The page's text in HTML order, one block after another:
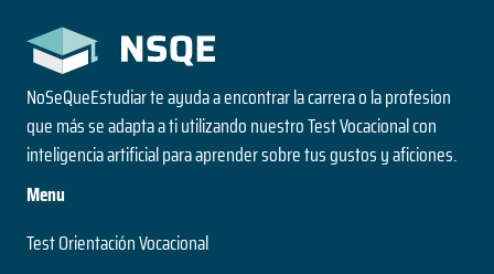
NoSeQueEstudiar te ayuda a encontrar la carrera o la profesion
que más se adapta a ti utilizando nuestro Test Vocacional con
inteligencia artificial para aprender sobre tus gustos y aficiones.
Menu
Test Orientación Vocacional